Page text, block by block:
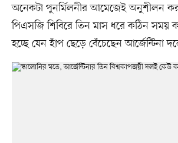
অনেকটা পুনর্মিলনীর আমেজেই অনুশীলন
পিএসজি শিবিরে তিন মাস ধরে কঠিন সময়
হচ্ছে যেন হাঁপ ছেড়ে বেঁচেছেন আর্জেন্টিনা